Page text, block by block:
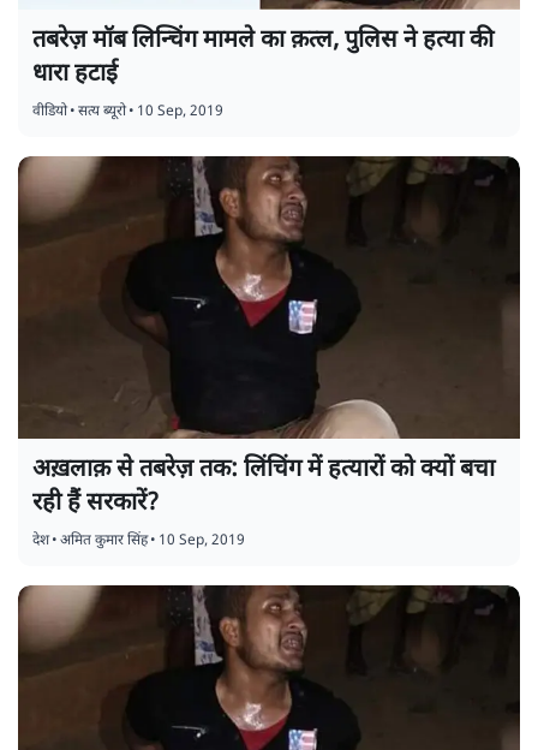
तबरेज़ मॉब लिन्चिंग मामले का क़त्ल, पुलिस ने हत्या की
धारा हटाई
वीडियो•सत्य ब्यूरो• 10 Sep, 2019
अख़लाक़ से तबरेज़ तक: लिंचिंग में हत्यारों को क्यों बचा
रही हैं सरकारें?
देश•अमित कुमार सिंह• 10 Sep, 2019